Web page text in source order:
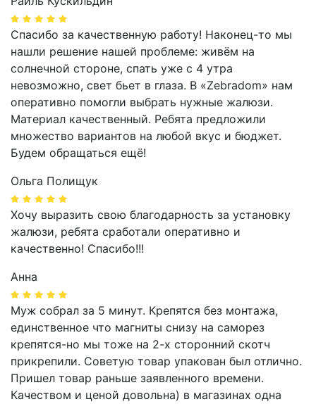
Спасибо за качественную работу! Наконец-то мы
нашли решение нашей проблеме: живём на
солнечной стороне, спать уже с 4 утра
невозможно, свет бьет в глаза. В «Zebradom» нам
оперативно помогли выбрать нужные жалюзи.
Материал качественный. Ребята предложили
множество вариантов на любой вкус и бюджет.
Будем обращаться ещё!
Ольга Полищук
Хочу выразить свою благодарность за установку
жалюзи, ребята сработали оперативно и
качественно! Спасибо!!!
Анна
Муж собрал за 5 минут. Крепятся без монтажа,
единственное что магниты снизу на саморез
крепятся-но мы тоже на 2-х сторонний скотч
прикрепили. Советую товар упакован был отлично.
Пришел товар раньше заявленного времени.
Качеством и ценой довольна) в магазинах одна